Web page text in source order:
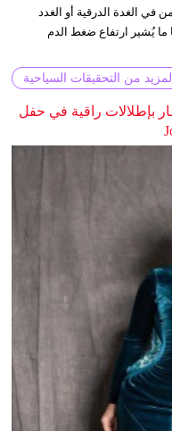
الغدة الدرقية أو الغدد
ما يُشير ارتفاع ضغط الدم
من التحقيقات السياحية
بإطلالات راقية في حفل